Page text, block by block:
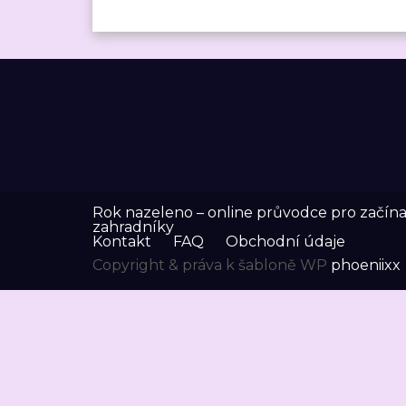
Rok nazeleno – online průvodce pro
zahradníky
Kontakt
FAQ
Obchodní údaje
Copyright & práva k šabloně WP phoeniixx